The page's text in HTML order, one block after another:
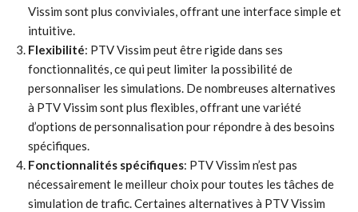
Vissim sont plus conviviales, offrant une interface simple et
intuitive.
Flexibilité: PTV Vissim peut être rigide dans ses
fonctionnalités, ce qui peut limiter la possibilité de
personnaliser les simulations. De nombreuses alternatives
à PTV Vissim sont plus flexibles, offrant une variété
d’options de personnalisation pour répondre à des besoins
spécifiques.
Fonctionnalités spécifiques: PTV Vissim n’est pas
nécessairement le meilleur choix pour toutes les tâches de
simulation de trafic. Certaines alternatives à PTV Vissim